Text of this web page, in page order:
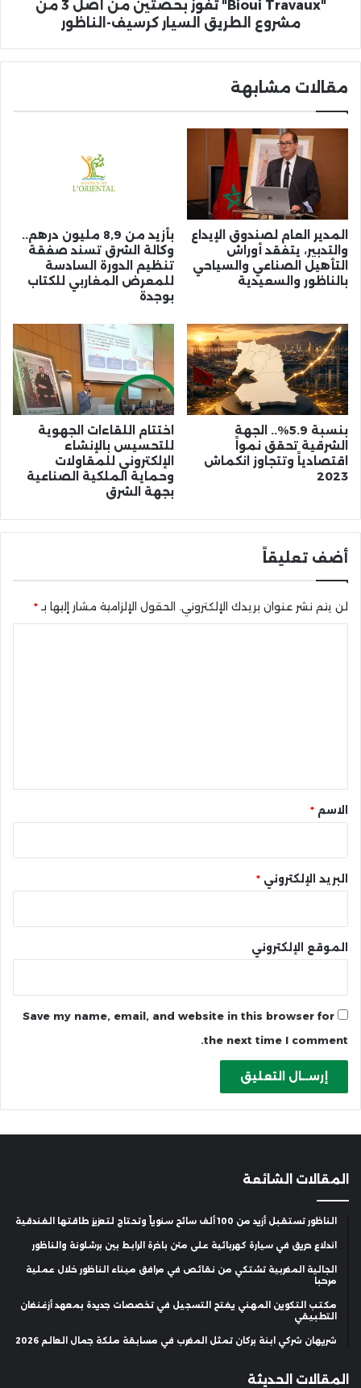
الطريق
"Bioui Travaux" تفوز بحصتين من أصل 3 من
مشروع الطريق السيار كرسيف-الناظور
مقالات مشابهة
المدير العام لصندوق الإيداع
والتدبير، يتفقد أوراش
التأهيل الصناعي والسياحي
بالناظور والسعيدية
بأزيد من 8,9 مليون درهم..
وكالة الشرق تسند صفقة
تنظيم الدورة السادسة
للمعرض المغاربي للكتاب
بوجدة
بنسبة 5.9%.. الجهة
الشرقية تحقق نمواً
اقتصادياً وتتجاوز انكماش
2023
اختتام اللقاءات الجهوية
للتحسيس بالإنشاء
الإلكتروني للمقاولات
وحماية الملكية الصناعية
بجهة الشرق
أضف تعليقاً
لن يتم نشر عنوان بريدك الإلكتروني. الحقول الإلزامية مشار إليها بـ *
* الاسم *
البريد الإلكتروني *
الموقع الإلكتروني
Save my name, email, and website in this browser for
the next time I comment.
المقالات الشائعة
الناظور تستقبل أزيد من 100 ألف سائح سنوياً وتحتاج لتعزيز طاقتها الفندقية
اندلاع حريق في سيارة كهربائية على متن باخرة الرابط بين برشلونة والناظور
الجالية المغربية تشتكي من نقائص في مرافق ميناء الناظور خلال عملية
مرحبا
مكتب التكوين المهني يفتح التسجيل في تخصصات جديدة بمعهد أزغنغان
التطبيقي
شريهان شركي ابنة بركان تمثل المغرب في مسابقة ملكة جمال العالم 2026
المقالات الحديثة